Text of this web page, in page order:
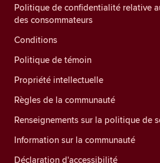
Politique de confidentialité relative
des consommateurs
Conditions
Politique de témoin
Propriété intellectuelle
Règles de la communauté
Renseignements sur la politique de
Information sur la communauté
Déclaration d'accessibilité